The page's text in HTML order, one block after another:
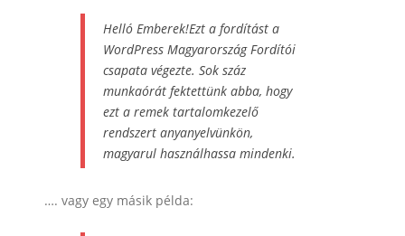
Helló Emberek!Ezt a fordítást a
WordPress Magyarország Fordítói
csapata végezte. Sok száz
munkaórát fektettünk abba, hogy
ezt a remek tartalomkezelő
rendszert anyanyelvünkön,
magyarul használhassa mindenki.
…. vagy egy másik példa: